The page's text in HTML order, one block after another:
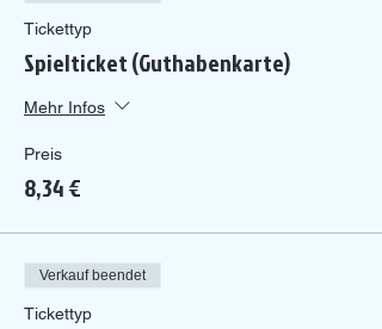
Tickettyp
Spielticket (Guthabenkarte)
Mehr Infos
Preis
8,34 €
Verkauf beendet
Tickettyp